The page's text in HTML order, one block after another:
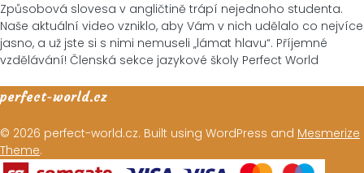
Způsobová slovesa v angličtině trápí nejednoho studenta.
Naše aktuální video vzniklo, aby Vám v nich udělalo co nejvíce
jasno, a už jste si s nimi nemuseli „lámat hlavu“. Příjemné
vzdělávání! Členská sekce jazykové školy Perfect World
perfect-world.cz
© 2026 perfect-world.cz. Built using WordPress and Mesmerize
Theme.